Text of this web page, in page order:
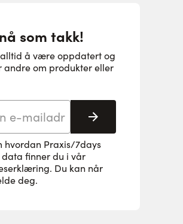
som takk!
å være oppdatert og
andre om produkter eller
Abonnere
hvordan Praxis/7days
finner du i vår
. Du kan når
deg.